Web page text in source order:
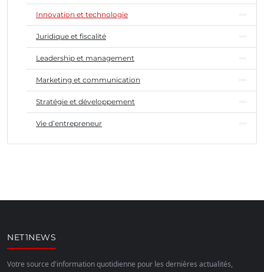
Innovation et technologie
Juridique et fiscalité
Leadership et management
Marketing et communication
Stratégie et développement
Vie d’entrepreneur
NET1NEWS
Votre source d'information quotidienne pour les dernières actualités,